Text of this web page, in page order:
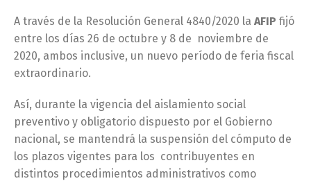
A través de la Resolución General 4840/2020 la AFIP fijó
entre los días 26 de octubre y 8 de noviembre de
2020, ambos inclusive, un nuevo período de feria fiscal
extraordinario.
Así, durante la vigencia del aislamiento social
preventivo y obligatorio dispuesto por el Gobierno
nacional, se mantendrá la suspensión del cómputo de
los plazos vigentes para los contribuyentes en
distintos procedimientos administrativos como